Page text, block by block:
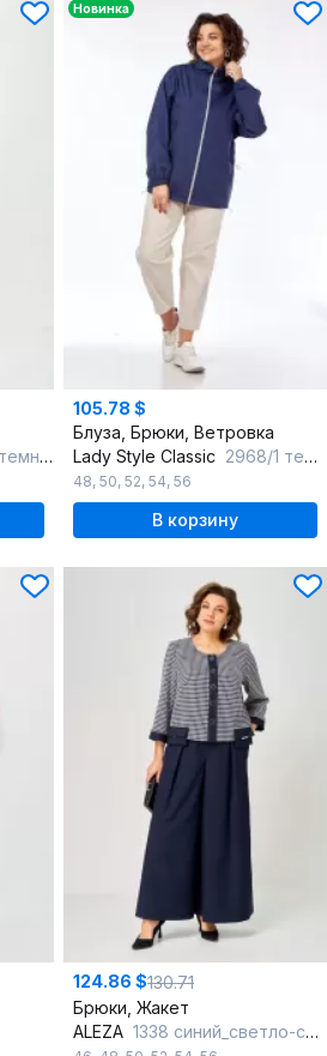
Новинка
105.78 $
Блуза, Брюки, Ветровка
Lady Style Classic 2968/1 темно-синий_с_бежевым
48, 50, 52, 54, 56
В корзину
124.86 $130.71
Брюки, Жакет
ALEZA 1338 синий_светло-серый